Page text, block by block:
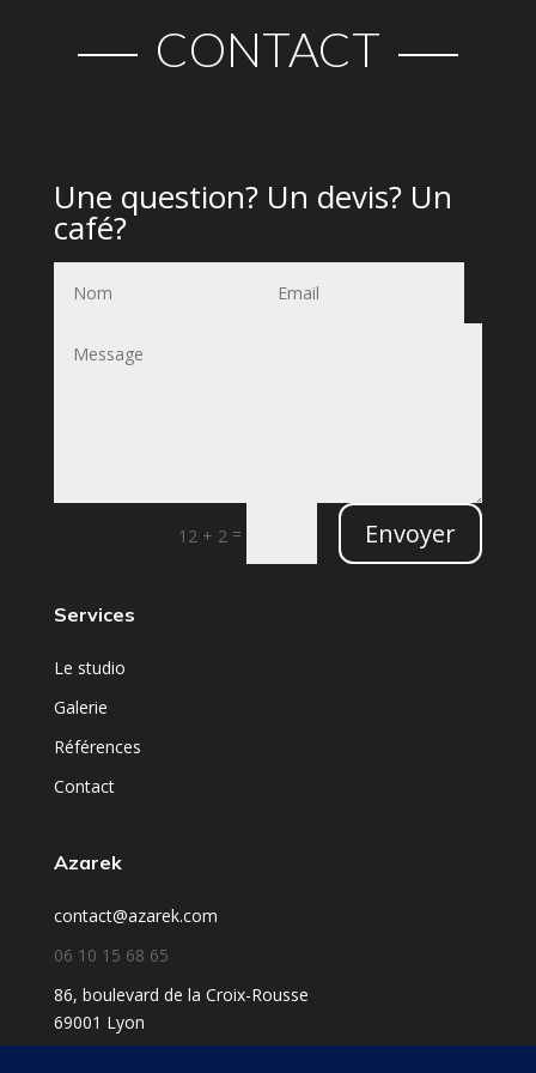
CONTACT
Une question? Un devis? Un
café?
12 + 2 = Envoyer
Services
Le studio
Galerie
Références
Contact
Azarek
contact@azarek.com
06 10 15 68 65
86, boulevard de la Croix-Rousse
69001 Lyon